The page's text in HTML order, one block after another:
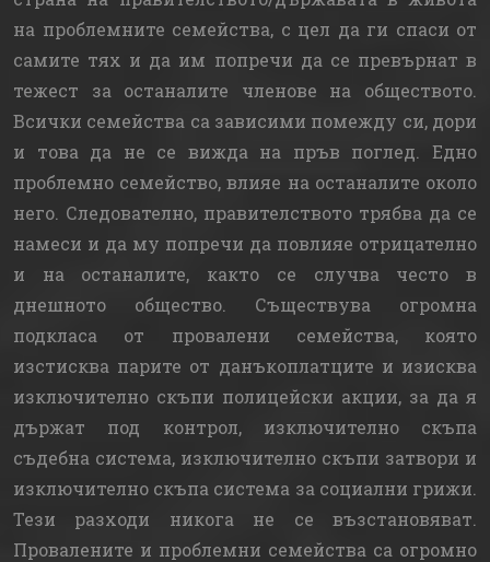
на проблемните семейства, с цел да ги спаси от
самите тях и да им попречи да се превърнат в
тежест за останалите членове на обществото.
Всички семейства са зависими помежду си, дори
и това да не се вижда на пръв поглед. Едно
проблемно семейство, влияе на останалите около
него. Следователно, правителството трябва да се
намеси и да му попречи да повлияе отрицателно
и на останалите, както се случва често в
днешното общество. Съществува огромна
подкласа от провалени семейства, която
изстисква парите от данъкоплатците и изисква
изключително скъпи полицейски акции, за да я
държат под контрол, изключително скъпа
съдебна система, изключително скъпи затвори и
изключително скъпа система за социални грижи.
Тези разходи никога не се възстановяват.
Провалените и проблемни семейства са огромно